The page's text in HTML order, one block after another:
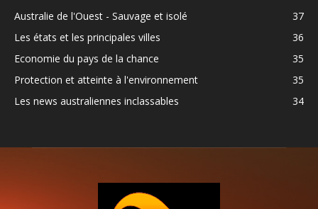
Australie de l'Ouest - Sauvage et isolé
37
Les états et les principales villes
36
Economie du pays de la chance
35
Protection et atteinte à l'environnement
35
Les news australiennes inclassables
34